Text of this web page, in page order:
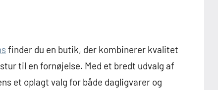
finder du en butik, der kombinerer kvalitet
til en fornøjelse. Med et bredt udvalg af
et oplagt valg for både dagligvarer og